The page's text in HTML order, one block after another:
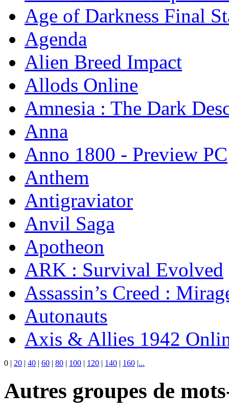
Age of Darkness Final
Agenda
Alien Breed Impact
Allods Online
Amnesia : The Dark
Anna
Anno 1800 - Preview PC
Anthem
Antigraviator
Anvil Saga
Apotheon
ARK : Survival Evolved
Assassin’s Creed :
Autonauts
Axis & Allies 1942
0 | 20 | 40 | 60 | 80 | 100 | 120 | 140 | 160 |...
Autres groupes de